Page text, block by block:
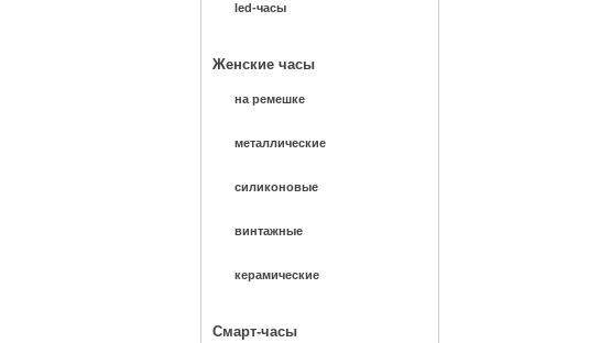
led-часы
Женские часы
на ремешке
металлические
силиконовые
винтажные
керамические
Смарт-часы